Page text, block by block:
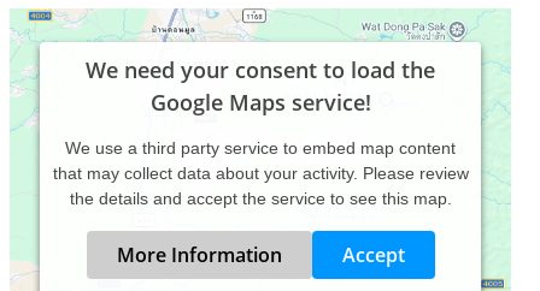
We need your consent to load the
Google Maps service!
We use a third party service to embed map content
that may collect data about your activity. Please review
the details and accept the service to see this map.
More Information Accept